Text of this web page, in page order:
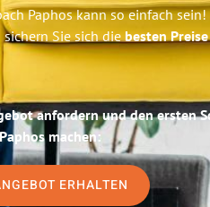
Paphos kann so einfach
sichern Sie sich diebesten
anfordern und den ersten
machen:
ERHALTEN